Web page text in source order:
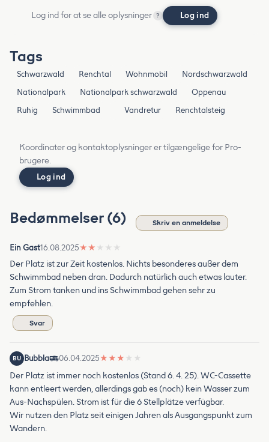
Log ind for at se alle oplysninger ? Log ind
Tags
Schwarzwald Renchtal Wohnmobil
Nordschwarzwald
Nationalpark
Nationalpark schwarzwald
Oppenau
Ruhig
Schwimmbad Vandretur Renchtalsteig
Koordinater og kontaktoplysninger er tilgængelige for Pro-
brugere.
Log ind
Bedømmelser (6) Skriv en anmeldelse
Ein Gast16.08.2025★ ★ ★ ★ ★
Der Platz ist zur Zeit kostenlos. Nichts besonderes außer dem
Schwimmbad neben dran. Dadurch natürlich auch etwas lauter.
Zum Strom tanken und ins Schwimmbad gehen sehr zu
empfehlen.
Svar
BU Bubbla 06.04.2025★ ★ ★ ★ ★
Der Platz ist immer noch kostenlos (Stand 6. 4. 25). WC-Cassette
kann entleert werden, allerdings gab es (noch) kein Wasser zum
Aus-Nachspülen. Strom ist für die 6 Stellplätze verfügbar.
Wir nutzen den Platz seit einigen Jahren als Ausgangspunkt zum
Wandern.